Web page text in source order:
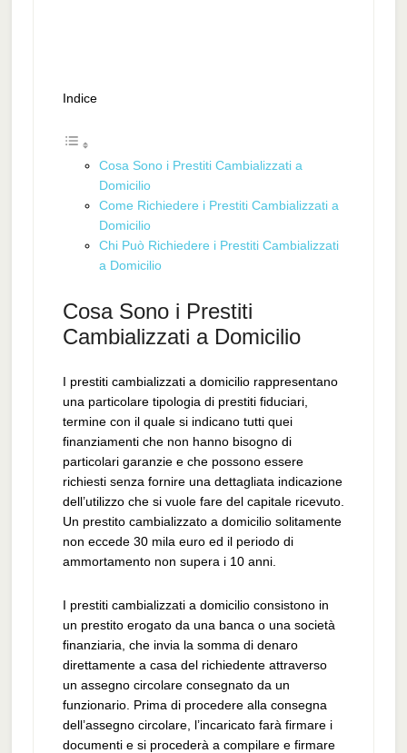
Indice
Cosa Sono i Prestiti Cambializzati a
Domicilio
Come Richiedere i Prestiti Cambializzati a
Domicilio
Chi Può Richiedere i Prestiti Cambializzati
a Domicilio
Cosa Sono i Prestiti
Cambializzati a Domicilio
I prestiti cambializzati a domicilio rappresentano
una particolare tipologia di prestiti fiduciari,
termine con il quale si indicano tutti quei
finanziamenti che non hanno bisogno di
particolari garanzie e che possono essere
richiesti senza fornire una dettagliata indicazione
dell’utilizzo che si vuole fare del capitale ricevuto.
Un prestito cambializzato a domicilio solitamente
non eccede 30 mila euro ed il periodo di
ammortamento non supera i 10 anni.
I prestiti cambializzati a domicilio consistono in
un prestito erogato da una banca o una società
finanziaria, che invia la somma di denaro
direttamente a casa del richiedente attraverso
un assegno circolare consegnato da un
funzionario. Prima di procedere alla consegna
dell’assegno circolare, l’incaricato farà firmare i
documenti e si procederà a compilare e firmare